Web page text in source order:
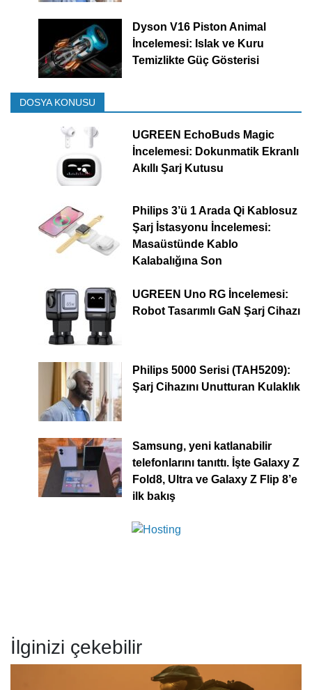
Dyson V16 Piston Animal
İncelemesi: Islak ve Kuru
Temizlikte Güç Gösterisi
DOSYA KONUSU
UGREEN EchoBuds Magic
İncelemesi: Dokunmatik Ekranlı
Akıllı Şarj Kutusu
Philips 3’ü 1 Arada Qi Kablosuz
Şarj İstasyonu İncelemesi:
Masaüstünde Kablo
Kalabalığına Son
UGREEN Uno RG İncelemesi:
Robot Tasarımlı GaN Şarj Cihazı
Philips 5000 Serisi (TAH5209):
Şarj Cihazını Unutturan Kulaklık
Samsung, yeni katlanabilir
telefonlarını tanıttı. İşte Galaxy Z
Fold8, Ultra ve Galaxy Z Flip 8’e
ilk bakış
İlginizi çekebilir